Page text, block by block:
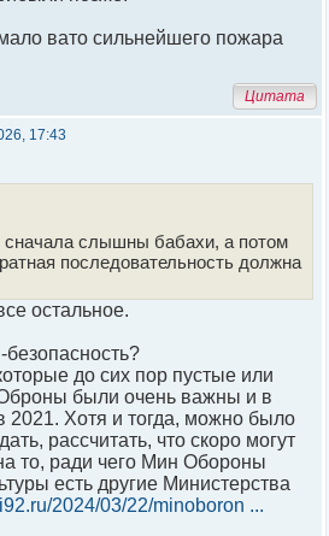
вато сильнейшего пожара
Цитата
17:43
сначала слышны бабахи, а потом
последовательность должна
остальное.
безопасность?
до сих пор пустые или
были очень важны и в
2021. Хотя и тогда, можно было
рассчитать, что скоро могут
то, ради чего Мин Обороны
есть другие Министерства
2024/03/22/minoboron ...